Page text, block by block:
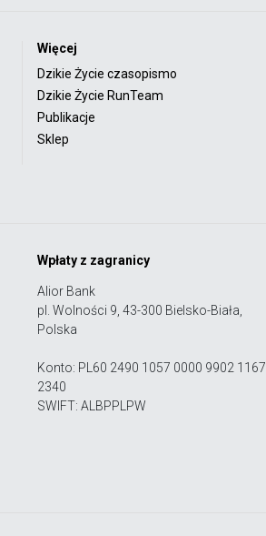
Więcej
Dzikie Życie czasopismo
Dzikie Życie RunTeam
Publikacje
Sklep
Wpłaty z zagranicy
Alior Bank
pl. Wolności 9, 43-300 Bielsko-Biała,
Polska
Konto: PL60 2490 1057 0000 9902 1167
2340
SWIFT: ALBPPLPW